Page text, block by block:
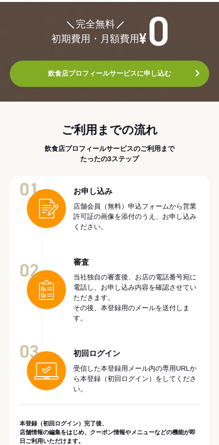
完全無料
初期費用・月額費用
飲食店プロフィールサービスに申し込む
ご利用までの流れ
飲食店プロフィールサービスのご利用まで
たったの3ステップ
お申し込み
店舗会員（無料）申込フォームから営業
許可証の画像を添付のうえ、お申し込み
ください。
審査
当社独自の審査後、お店の電話番号宛に
電話し、お申し込み内容を確認させてい
ただきます。
その後、本登録用のメールを送付しま
す。
初回ログイン
受信した本登録用メール内の専用URLか
ら本登録（初回ログイン）をしてくださ
い。
本登録（初回ログイン）完了後、
店舗情報の編集をはじめ、クーポン情報やメニューなどの機能が即
日ご利用いただけます。